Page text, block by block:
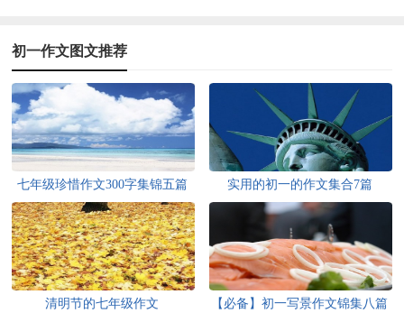
初一作文图文推荐
七年级珍惜作文300字集锦五篇 实用的初一的作文集合7篇
清明节的七年级作文 【必备】初一写景作文锦集八篇